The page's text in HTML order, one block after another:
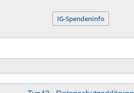
IG-Spendeninfo